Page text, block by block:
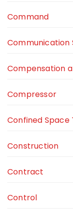
Command
Communication
Compensation
Compressor
Confined Space
Construction
Contract
Control